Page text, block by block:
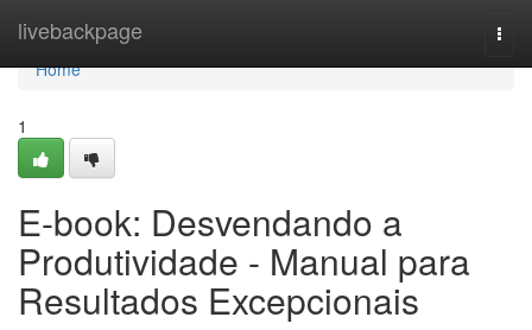
livebackpage
Home
Home
1
E-book: Desvendando a
Produtividade - Manual para
Resultados Excepcionais